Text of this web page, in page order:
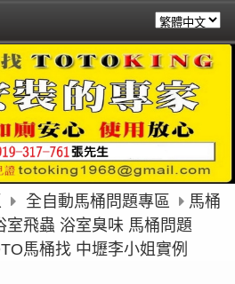
全自動馬桶問題專區
馬桶
室飛蟲 浴室臭味 馬桶問題
馬桶找 中壢李小姐實例